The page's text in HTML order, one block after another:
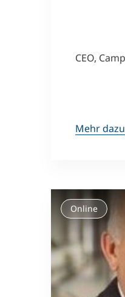
CEO,
Mehr dazu
Online